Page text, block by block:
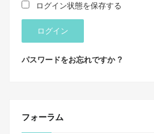
ログイン状態を保存する
ログイン
パスワードをお忘れですか ?
フォーラム